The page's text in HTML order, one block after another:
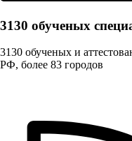
3130 обученых
3130 обученых и
РФ, более 83 городов